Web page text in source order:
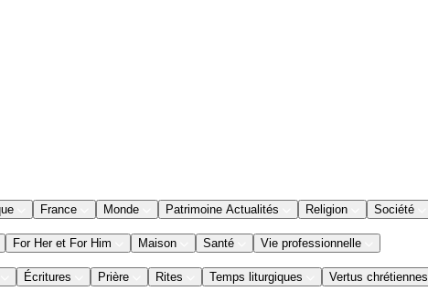
France Monde Patrimoine Actualités Religion Société
For Her et For Him Maison Santé Vie professionnelle
Écritures Prière Rites Temps liturgiques Vertus chrétiennes